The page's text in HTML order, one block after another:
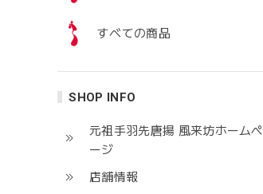
すべての商品
SHOP INFO
元祖手羽先唐揚 風来坊ホームぺ
ージ
店舗情報